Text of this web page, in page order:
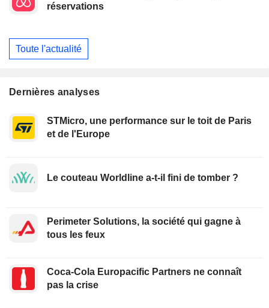
réservations
Toute l'actualité
Dernières analyses
STMicro, une performance sur le toit de Paris
et de l'Europe
Le couteau Worldline a-t-il fini de tomber ?
Perimeter Solutions, la société qui gagne à
tous les feux
Coca-Cola Europacific Partners ne connaît
pas la crise